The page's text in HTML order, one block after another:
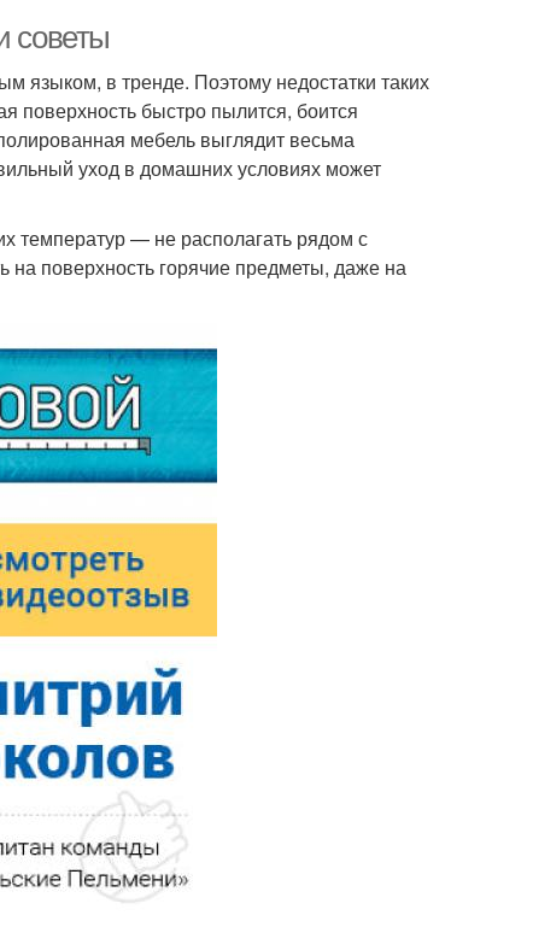
советы
языком, в тренде. Поэтому недостатки таких
поверхность быстро пылится, боится
мебель выглядит весьма
уход в домашних условиях может
температур — не располагать рядом с
на поверхность горячие предметы, даже на